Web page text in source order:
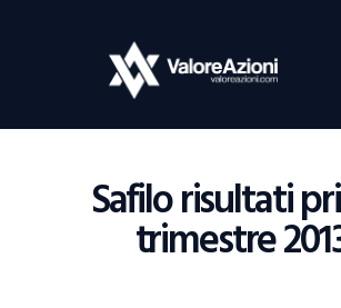
Safilo risultati
trimestre
Home
Investimenti
Borsa
Guide Al Trading
Criptovalute